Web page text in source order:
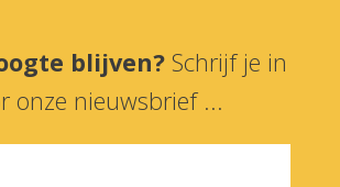
blijven? Schrijf je in
onze nieuwsbrief ...